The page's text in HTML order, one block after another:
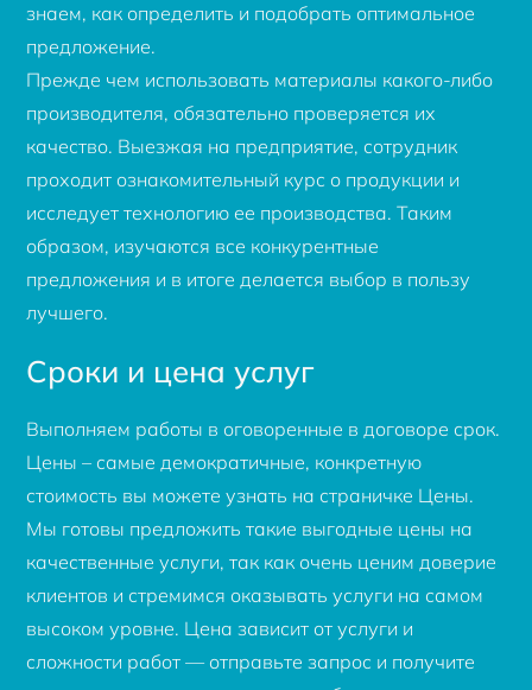
знаем, как определить и подобрать оптимальное
предложение.
Прежде чем использовать материалы какого-либо
производителя, обязательно проверяется их
качество. Выезжая на предприятие, сотрудник
проходит ознакомительный курс о продукции и
исследует технологию ее производства. Таким
образом, изучаются все конкурентные
предложения и в итоге делается выбор в пользу
лучшего.
Сроки и цена услуг
Выполняем работы в оговоренные в договоре срок.
Цены – самые демократичные, конкретную
стоимость вы можете узнать на страничке Цены.
Мы готовы предложить такие выгодные цены на
качественные услуги, так как очень ценим доверие
клиентов и стремимся оказывать услуги на самом
высоком уровне. Цена зависит от услуги и
сложности работ — отправьте запрос и получите